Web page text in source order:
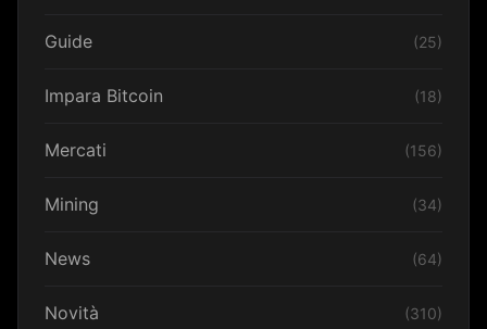
Guide (25)
Impara Bitcoin (18)
Mercati (156)
Mining (34)
News (64)
Novità (310)